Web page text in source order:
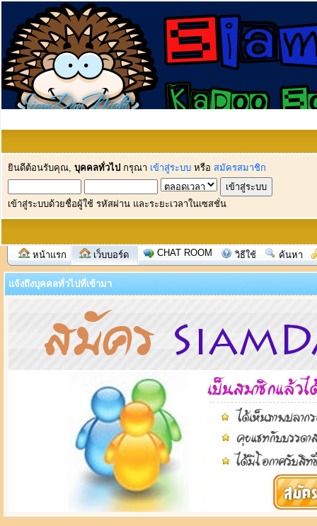
ยินดีต้อนรับคุณ, บุคคลทั่วไป กรุณา เข้าสู่ระบบ หรือ สมัครสมาชิก
เข้าสู่ระบบด้วยชื่อผู้ใช้ รหัสผ่าน และระยะเวลาในเซสชั่น
หน้าแรก เว็บบอร์ด CHAT ROOM วิธีใช้ ค้นหา
แจ้งถึงบุคคลทั่วไปที่เข้ามา